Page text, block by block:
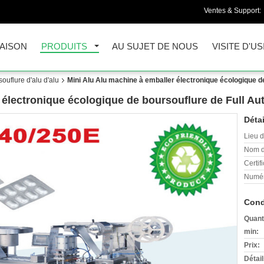
Ventes & Support:
PRODUITS AU SUJET DE NOUS VISITE
d'alu d'alu Mini Alu Alu machine à emballer électronique écologique
écologique de boursouflure de Full
Lieu
Nom
min:
Prix: